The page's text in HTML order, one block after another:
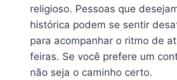
religioso. Pessoas que
histórica podem se sentir
para acompanhar o ritmo de
feiras. Se você prefere um
não seja o caminho certo.